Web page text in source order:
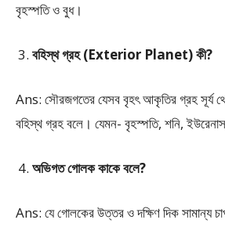
বৃহস্পতি ও বুধ।
বহিস্থ গ্রহ (Exterior Planet) কী?
Ans: সৌরজগতের যেসব বৃহৎ আকৃতির গ্রহ সূর্য
বহিস্থ গ্রহ বলে। যেমন- বৃহস্পতি, শনি,
অভিগত গোলক কাকে বলে?
Ans: যে গোলকের উত্তর ও দক্ষিণ দিক সামান্য